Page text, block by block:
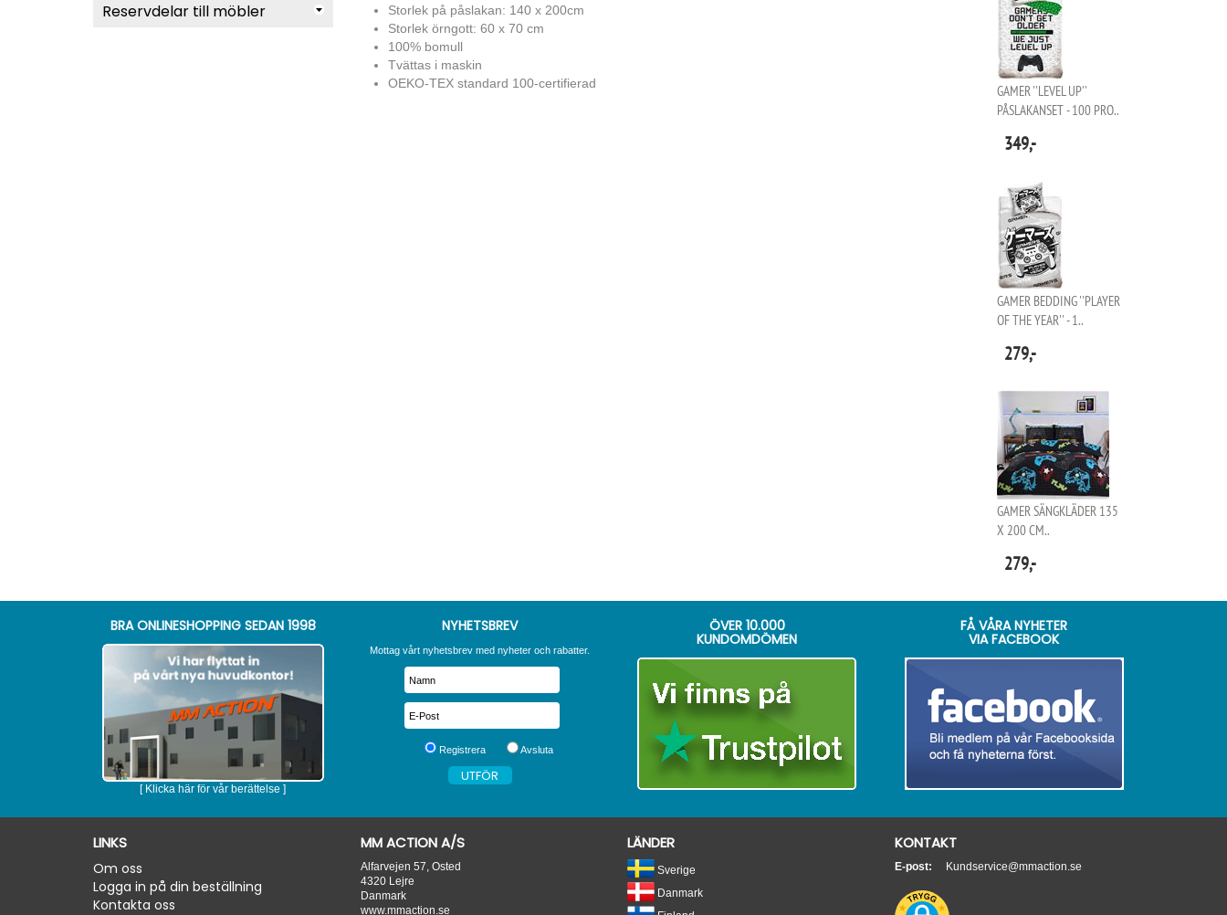
Reservdelar till möbler
Storlek på påslakan: 140 x 200cm
Storlek örngott: 60 x 70 cm
100% bomull
Tvättas i maskin
OEKO-TEX standard 100-certifierad
GAMER ''LEVEL UP''
PÅSLAKANSET - 100 PRO..
349,-
GAMER BEDDING ''PLAYER
OF THE YEAR'' - 1..
279,-
GAMER SÄNGKLÄDER 135
X 200 CM..
279,-
BRA ONLINESHOPPING SEDAN 1998
[ Klicka här för vår berättelse ]
NYHETSBREV
Mottag vårt nyhetsbrev med nyheter och rabatter.
Registrera Avsluta
ÖVER 10.000
KUNDOMDÖMEN
FÅ VÅRA NYHETER
VIA FACEBOOK
LINKS
Om oss
Logga in på din beställning
Kontakta oss
MM ACTION A/S
Alfarvejen 57, Osted
4320 Lejre
Danmark
www.mmaction.se
LÄNDER
Sverige
Danmark
KONTAKT
E-post: Kundservice@mmaction.se